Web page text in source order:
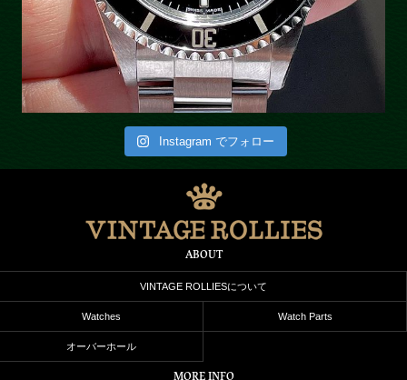
Instagram でフォロー
ABOUT
VINTAGE ROLLIESについて
Watches Watch Parts
オーバーホール
MORE INFO